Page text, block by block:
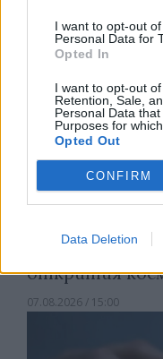
I want to opt-out
Personal Data for
Opted In
I want to opt-out
Retention, Sale,
Personal Data
Purposes for
Opted Out
CONFIRM
Data Deletion
Астронавти на
открития
07.08.2026 / 15:00